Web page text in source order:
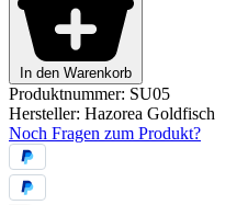
In den Warenkorb
Produktnummer: SU05
Hersteller: Hazorea Goldfisch
Noch Fragen zum Produkt?